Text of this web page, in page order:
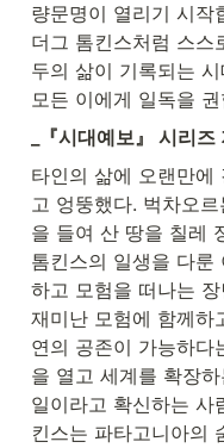
량문명이 열리기 시작
더그 톰킨스처럼 스스
두의 삶이 기록되는
모든 이에게 일독을
_『시대예보』 시리
타인의 삶에 오랜만에
고 엉뚱했다. 벅차오
을 들여 산 땅을 칠레
톰킨스의 일생을 다룬
하고 모험을 떠나는
재미난 모험에 함께하
연의 공존이 가능하다
을 열고 세계를 확장
일이라고 확신하는 사
킨스는 파타고니아의